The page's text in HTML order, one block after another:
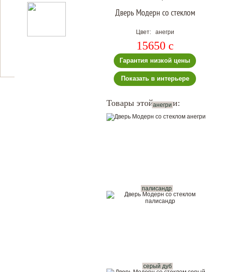
Дверь Модерн со стеклом
Цвет: анегри
15650 c
Гарантия низкой цены
Показать в интерьере
Товары этой серии:
анегри
палисандр
серый дуб